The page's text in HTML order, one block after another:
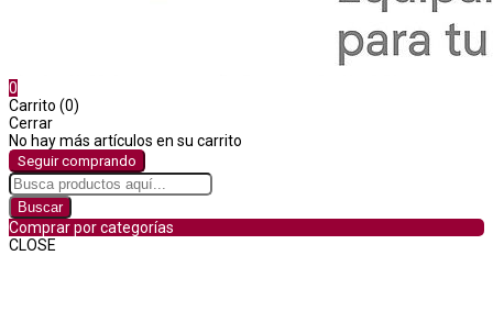
0
Carrito (0)
Cerrar
No hay más artículos en su carrito
Seguir comprando
Buscar
Comprar por categorías
CLOSE